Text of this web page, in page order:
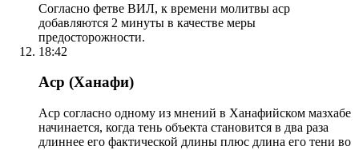
Согласно фетве ВИЛ, к времени молитвы аср
добавляются 2 минуты в качестве меры
предосторожности.
18:42
Аср (Ханафи)
Аср согласно одному из мнений в Ханафийском мазхабе
начинается, когда тень объекта становится в два раза
длиннее его фактической длины плюс длина его тени во